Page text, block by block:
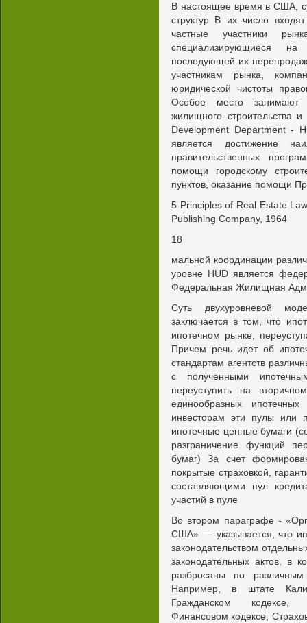
В настоящее время в США,
структур В их число
частные участники
специализирующиеся
последующей их
участникам рынка,
юридической чистоты
Особое место занимают
жилищного строительства
Development Department -
является достижение
правительственных
помощи городскому
пунктов, оказание помощи
5 Principles of Real Estate
Publishing Company, 1964
18
мальной координации
уровне HUD является
Федеральная Жилищная
Суть двухуровневой
заключается в том, что
ипотечном рынке,
Причем речь идет об
стандартам агентств
с полученными
переуступить на
единообразных
инвесторам эти пулы или
ипотечные ценные бумаги
разграничение функций
бумаг) За счет
покрытые страховкой,
составляющими пул
участий в пуле
Во втором параграфе -
США» — указывается, что
законодательством
законодательных актов, в
разбросаны по
Например, в штате
Гражданском кодексе,
Финансовом кодексе,